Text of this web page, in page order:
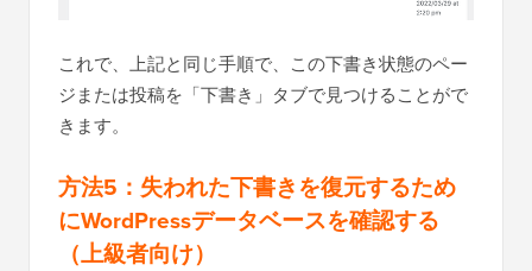
これで、上記と同じ手順で、この下書き状態のペー
ジまたは投稿を「下書き」タブで見つけることがで
きます。
方法5：失われた下書きを復元するため
にWordPressデータベースを確認する
（上級者向け）